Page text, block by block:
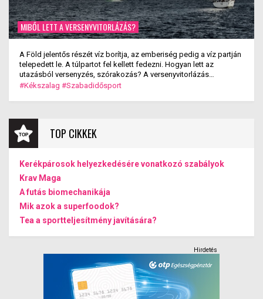
MIBŐL LETT A VERSENYVITORLÁZÁS?
A Föld jelentős részét víz borítja, az emberiség pedig a víz partján
telepedett le. A túlpartot fel kellett fedezni. Hogyan lett az
utazásból versenyzés, szórakozás? A versenyvitorlázás
kialakulása.
#Kékszalag #Szabadidősport
TOP CIKKEK
Kerékpárosok helyezkedésére vonatkozó szabályok
Krav Maga
A futás biomechanikája
Mik azok a superfoodok?
Tea a sportteljesítmény javítására?
Hirdetés